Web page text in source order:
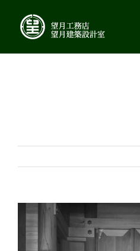
content
Larger
Image